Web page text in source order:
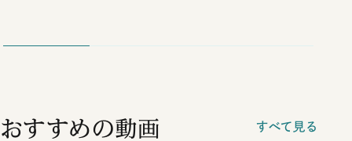
おすすめの動画 すべて見る